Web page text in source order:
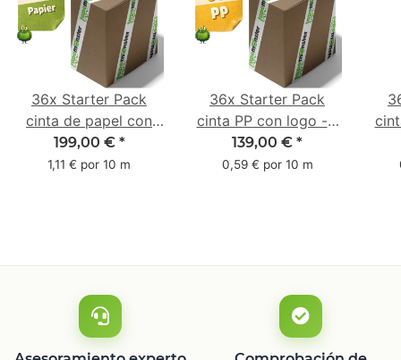
36x Starter Pack
cinta de papel con
logo - 1 color - 50
mm x 50 m - caucho
199,00 € *
1,11 € por 10 m
36x Starter Pack
cinta PP con logo - 1
color - 48 mm x 66 m
139,00 € *
0,59 € por 10 m
m